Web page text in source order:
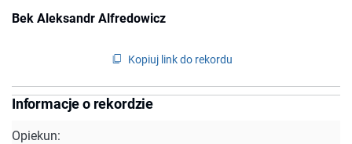
Bek Aleksandr Alfredowicz
Kopiuj link do rekordu
Informacje o rekordzie
Opiekun: